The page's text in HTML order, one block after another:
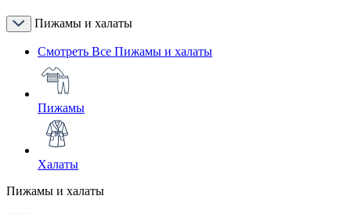
Пижамы и халаты
Смотреть Все Пижамы и халаты
Пижамы
Халаты
Пижамы и халаты